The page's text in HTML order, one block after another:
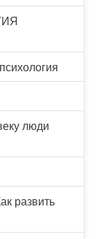
люди
развить